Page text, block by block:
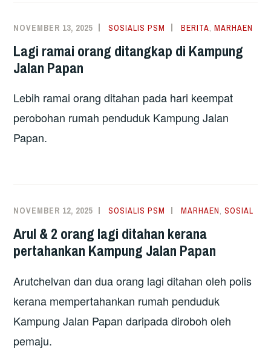
NOVEMBER 13, 2025 SOSIALIS PSM BERITA,MARHAEN
Lagi ramai orang ditangkap di Kampung
Jalan Papan
Lebih ramai orang ditahan pada hari keempat
perobohan rumah penduduk Kampung Jalan
Papan.
NOVEMBER 12, 2025 SOSIALIS PSM MARHAEN,SOSIAL
Arul & 2 orang lagi ditahan kerana
pertahankan Kampung Jalan Papan
Arutchelvan dan dua orang lagi ditahan oleh polis
kerana mempertahankan rumah penduduk
Kampung Jalan Papan daripada diroboh oleh
pemaju.